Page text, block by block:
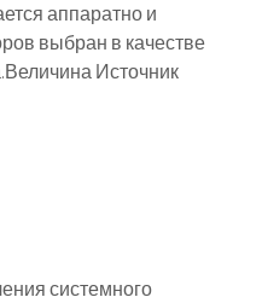
аппаратно и
выбран в качестве
Источник
системного